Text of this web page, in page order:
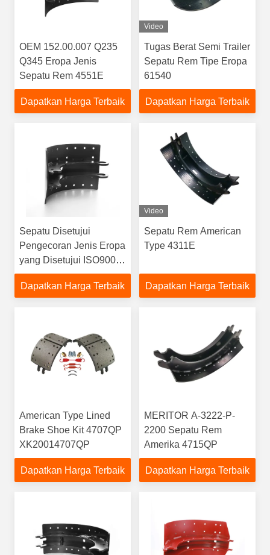
OEM 152.00.007 Q235
Q345 Eropa Jenis
Sepatu Rem 4551E
Dapatkan Harga Terbaik
Video
Tugas Berat Semi Trailer
Sepatu Rem Tipe Eropa
61540
Dapatkan Harga Terbaik
Sepatu Disetujui
Pengecoran Jenis Eropa
yang Disetujui ISO9001
3118
Dapatkan Harga Terbaik
Video
Sepatu Rem American
Type 4311E
Dapatkan Harga Terbaik
American Type Lined
Brake Shoe Kit 4707QP
XK20014707QP
Dapatkan Harga Terbaik
MERITOR A-3222-P-
2200 Sepatu Rem
Amerika 4715QP
Dapatkan Harga Terbaik